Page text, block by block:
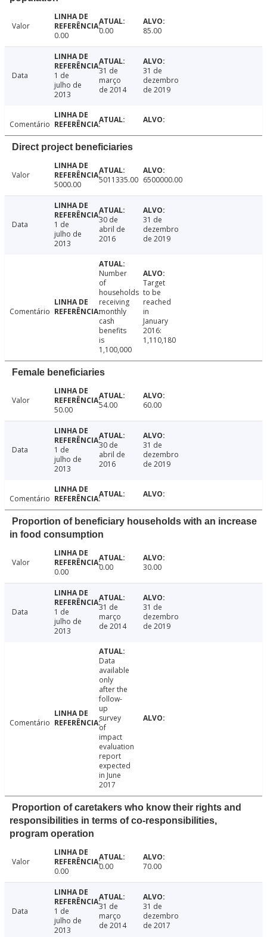
Valor
0.00
0.00 85.00
Data
1 de
julho de
2013
31 de
março
de 2014
31 de
dezembro
de 2019
Comentário
Direct project beneficiaries
Valor
5000.00
5011335.00 6500000.00
Data
1 de
julho de
2013
30 de
abril de
2016
31 de
dezembro
de 2019
Comentário
Number
of
households
receiving
monthly
cash
benefits
is
1,100,000
Target
to be
reached
in
January
2016:
1,110,180
Female beneficiaries
Valor
50.00
54.00 60.00
Data
1 de
julho de
2013
30 de
abril de
2016
31 de
dezembro
de 2019
Comentário
Proportion of beneficiary households with an increase
in food consumption
Valor
0.00
0.00 30.00
Data
1 de
julho de
2013
31 de
março
de 2014
31 de
dezembro
de 2019
Comentário
Data
available
only
after the
follow-
up
survey
of
impact
evaluation
report
expected
in June
2017
Proportion of caretakers who know their rights and
responsibilities in terms of co-responsibilities,
program operation
Valor
0.00
0.00 70.00
Data
1 de
julho de
2013
31 de
março
de 2014
31 de
dezembro
de 2017